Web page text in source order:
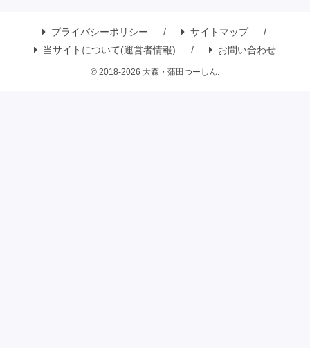
プライバシーポリシー
サイトマップ
当サイトについて(運営者情報)
お問い合わせ
© 2018-2026 大森・蒲田つーしん.